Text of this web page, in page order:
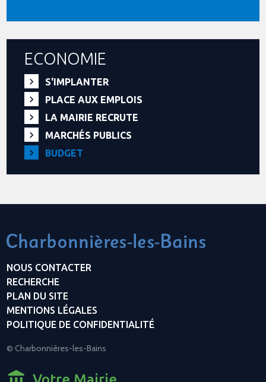
ECONOMIE
S'IMPLANTER
PLACE AUX EMPLOIS
LA MAIRIE RECRUTE
MARCHÉS PUBLICS
BUDGET
NOUS CONTACTER
RECHERCHE
PLAN DU SITE
MENTIONS LÉGALES
POLITIQUE DE CONFIDENTIALITÉ
© Charbonnières-les-Bains